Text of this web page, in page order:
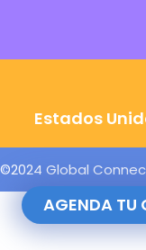
AGENDA TU
Estados
©2024 Global